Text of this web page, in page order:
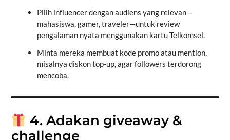
Pilih influencer dengan audiens yang relevan—
mahasiswa, gamer, traveler—untuk review
pengalaman nyata menggunakan kartu Telkomsel.
Minta mereka membuat kode promo atau mention,
misalnya diskon top-up, agar followers terdorong
mencoba.
4. Adakan giveaway &
challenge